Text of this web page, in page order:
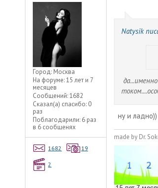
Город: Москва
На форуме:15 лет и 7
месяцев
Сообщений:1682
Сказал(а) спасибо: 0
раз
Поблагодарили: 6 раз
в 6 сообщенях
1682 19
2
Natysik
ну и
made by Dr.